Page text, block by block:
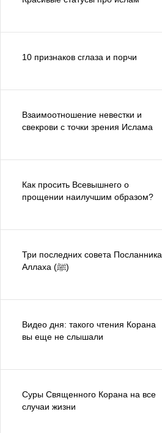
10 признаков сглаза и порчи
Взаимоотношение невестки и
свекрови с точки зрения Ислама
Как просить Всевышнего о
прощении наилучшим образом?
Три последних совета Посланника
Аллаха (ﷺ)
Видео дня: такого чтения Корана
вы еще не слышали
Суры Священного Корана на все
случаи жизни